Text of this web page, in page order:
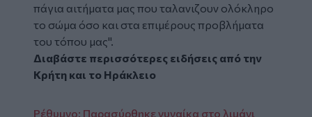
πάγια αιτήματα μας που ταλανιζουν ολόκληρο
το σώμα όσο και στα επιμέρους προβλήματα
του τόπου μας".
Διαβάστε περισσότερες ειδήσεις από την
Κρήτη και το Ηράκλειο
Ρέθυμνο: Παρασύρθηκε γυναίκα στο λιμάνι